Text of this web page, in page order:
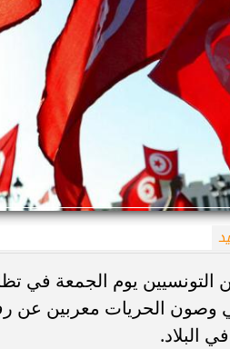
يوم الجمعة في
وصون الحريات معربين عن
البلاد.